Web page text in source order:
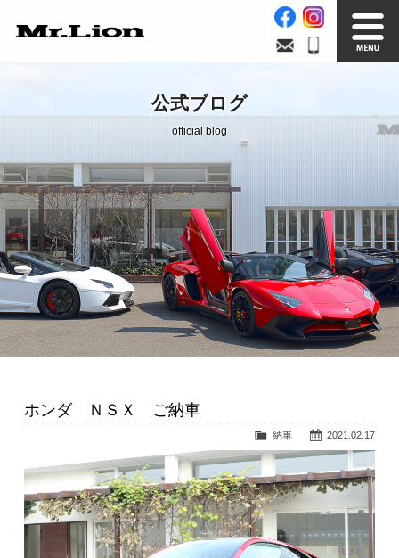
在庫車情報 買取無料査定
Factory
自社工場 サービス案内
Official Blog
公式ブログ
Company info.
会社案内
公式ブログ
official blog
ホンダ ＮＳＸ ご納車
2021.02.17
納車